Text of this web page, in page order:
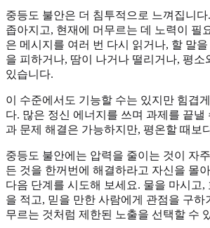
중등도 불안은 더 침투적으로 느껴집니
좁아지고, 현재에 머무르는 데 노력이 필
은 메시지를 여러 번 다시 읽거나, 할 말
을 피하거나, 땀이 나거나 떨리거나, 평소
있습니다.
이 수준에서도 기능할 수는 있지만 힘겹
다. 많은 정신 에너지를 쓰며 과제를 끝낼
과 문제 해결은 가능하지만, 평온할 때보
중등도 불안에는 압력을 줄이는 것이 자
든 것을 한꺼번에 해결하라고 자신을 몰
다음 단계를 시도해 보세요. 물을 마시고,
을 적고, 믿을 만한 사람에게 관점을 구하
무르는 것처럼 제한된 노출을 선택할 수